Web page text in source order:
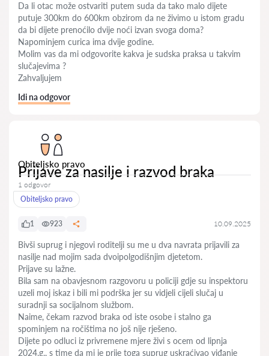
Da li otac može ostvariti putem suda da tako malo dijete
putuje 300km do 600km obzirom da ne živimo u istom gradu
da bi dijete prenoćilo dvije noći izvan svoga doma?
Napominjem curica ima dvije godine.
Molim vas da mi odgovorite kakva je sudska praksa u takvim
slučajevima ?
Zahvaljujem
Idi na odgovor
Obiteljsko pravo
Prijave za nasilje i razvod braka
1 odgovor
Obiteljsko pravo
1 923 10.09.2025
Bivši suprug i njegovi roditelji su me u dva navrata prijavili za
nasilje nad mojim sada dvoipolgodišnjim djetetom.
Prijave su lažne.
Bila sam na obavjesnom razgovoru u policiji gdje su inspektoru
uzeli moj iskaz i bili mi podrška jer su vidjeli cijeli slučaj u
suradnji sa socijalnom službom.
Naime, čekam razvod braka od iste osobe i stalno ga
spominjem na ročištima no još nije rješeno.
Dijete po odluci iz privremene mjere živi s ocem od lipnja
2024.g., s time da mi je prije toga suprug uskraćivao viđanje